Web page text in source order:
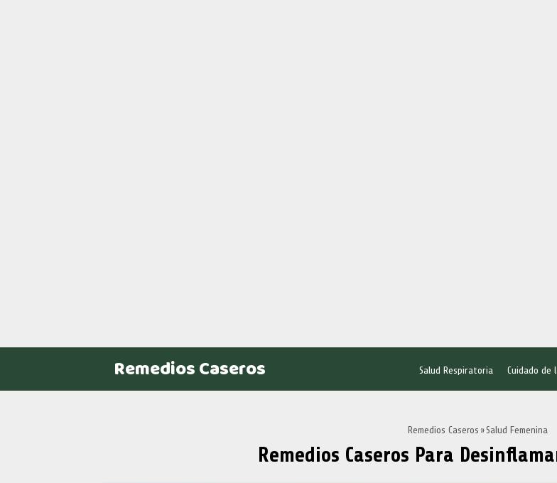
Remedios Caseros Salud Respiratoria Cuidado de
Remedios Caseros Salud Femenina
Remedios Caseros Para